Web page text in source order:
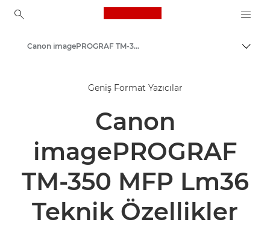
Canon Logo, back to
İçerik
Çözümler ve Hizmetler
Canon imagePROGRAF TM-350/355 MFP Lm36 - Geniş Formatlı Yazıcılar
Geniş Format Yazıcılar
Canon
imagePROGRAF
TM-350 MFP Lm36
Teknik Özellikler